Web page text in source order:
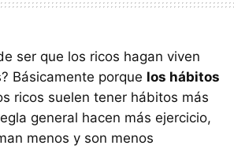
ser que los ricos hagan viven
Básicamente porque los hábitos
ricos suelen tener hábitos más
general hacen más ejercicio,
menos y son menos